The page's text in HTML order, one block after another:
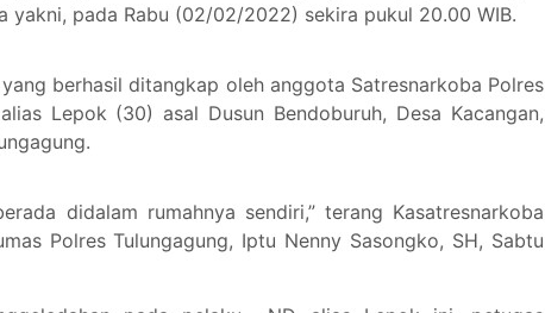
yakni, pada Rabu (02/02/2022) sekira pukul 20.00 WIB.
berhasil ditangkap oleh anggota Satresnarkoba Polres
Lepok (30) asal Dusun Bendoburuh, Desa Kacangan,
didalam rumahnya sendiri,” terang Kasatresnarkoba
Polres Tulungagung, Iptu Nenny Sasongko, SH, Sabtu